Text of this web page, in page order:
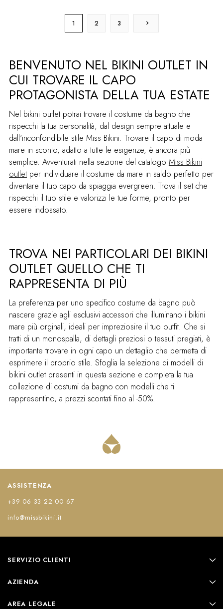
1 2 3
BENVENUTO NEL BIKINI OUTLET IN
CUI TROVARE IL CAPO
PROTAGONISTA DELLA TUA ESTATE
Nel bikini outlet potrai trovare il costume da bagno che
rispecchi la tua personalità, dal design sempre attuale e
dall'inconfondibile stile Miss Bikini. Trovare il capo di moda
mare in sconto, adatto a tutte le esigenze, è ancora più
semplice. Avventurati nella sezione del catalogo Miss Bikini
outletper individuare il costume da mare in saldo perfetto per
diventare il tuo capo da spiaggia evergreen. Trova il set che
rispecchi il tuo stile e valorizzi le tue forme, pronto per
essere indossato.
TROVA NEI PARTICOLARI DEI BIKINI
OUTLET QUELLO CHE TI
RAPPRESENTA DI PIÙ
La preferenza per uno specifico costume da bagno può
nascere grazie agli esclusivi accessori che illuminano i bikini
mare più orginali, ideali per impreziosire il tuo outfit. Che si
tratti di un monospalla, di dettagli preziosi o tessuti pregiati, è
importante trovare in ogni capo un dettaglio che permetta di
esprimere il proprio stile. Sfoglia la selezione di modelli di
bikini outlet presenti in questa sezione e completa la tua
collezione di costumi da bagno con modelli che ti
rappresentino, a prezzi scontati fino al -50%.
ASSISTENZA
+39 06 33 22 00 67
info@missbikini.it
SERVIZIO CLIENTI
AZIENDA
AREA LEGALE